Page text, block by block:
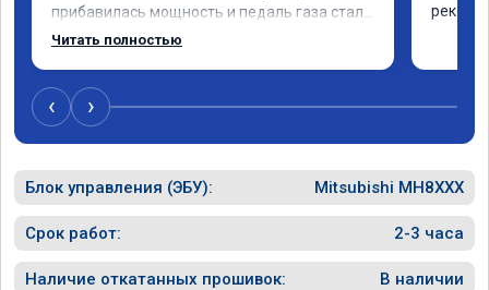
прибавилась мощность и педаль газа стала
отзывчивее.
качественно!
Читал что в Австралии при покупке этих
машин сразу делают чип тюнинг, чтобы не
Завтра везу X7 на чип, Там по цифрам
результаты должны быть еще лучше)
Читать полностью
‹ ›
Блок управления (ЭБУ): Mitsubishi MH8XXX
Срок работ: 2-3 часа
Наличие откатанных прошивок: В наличии